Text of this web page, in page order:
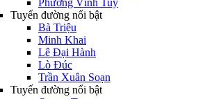
Phường Vĩnh Tuy
Tuyến đường nổi bật
Bà Triệu
Minh Khai
Lê Đại Hành
Lò Đúc
Trần Xuân Soạn
Tuyến đường nổi bật